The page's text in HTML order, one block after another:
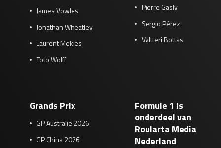
James Vowles
Jonathan Wheatley
Laurent Mekies
Toto Wolff
Pierre Gasly
Sergio Pérez
Valtteri Bottas
Grands Prix
GP Australië 2026
GP China 2026
Formule 1 is
onderdeel van
Roularta Media
Nederland